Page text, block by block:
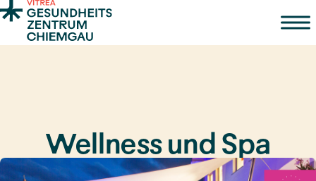
Zum Inhalt springen
Wellness und Spa